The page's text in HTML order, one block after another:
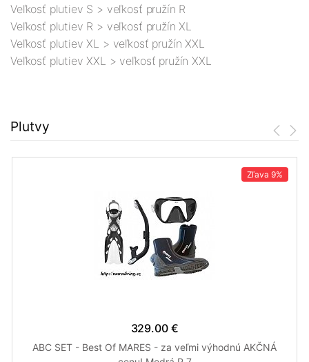
Veľkosť plutiev S > veľkosť pružín R
Veľkosť plutiev R > veľkosť pružín XL
Veľkosť plutiev XL > veľkosť pružín XXL
Veľkosť plutiev XXL > veľkosť pružín XXL
Plutvy
Zľava 9%
329.00 €
ABC SET - Best Of MARES - za veľmi výhodnú AKČNÁ